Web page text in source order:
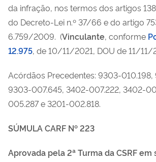
da infração, nos termos dos artigos
do Decreto-Lei n.º 37/66 e do artigo
6.759/2009. (Vinculante, conforme
12.975, de 10/11/2021, DOU de 11/11/
Acórdãos Precedentes: 9303-
9303-007.645, 3402-007.222, 3402-
005.287 e 3201-002.818.
SÚMULA CARF Nº 223
Aprovada pela 2ª Turma da CSRF em